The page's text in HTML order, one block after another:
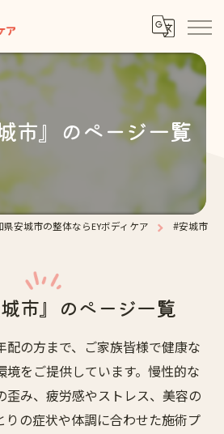
市』のページ一覧
県安城市の整体ならEYボディケア #安城市
市』のページ一覧
配の方まで、ご家族皆様で健康な
境をご提供しています。慢性的な
歪み、疲労感やストレス、美容の
りの症状や体調に合わせた施術プ